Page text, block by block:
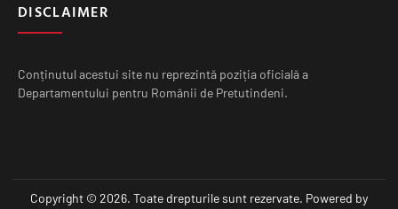
DISCLAIMER
Conținutul acestui site nu reprezintă poziția oficială a
Departamentului pentru Românii de Pretutindeni.
Copyright © 2026. Toate drepturile sunt rezervate. Powered by